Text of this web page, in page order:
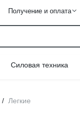
Получение и оплата
Силовая техника
/ Легкие